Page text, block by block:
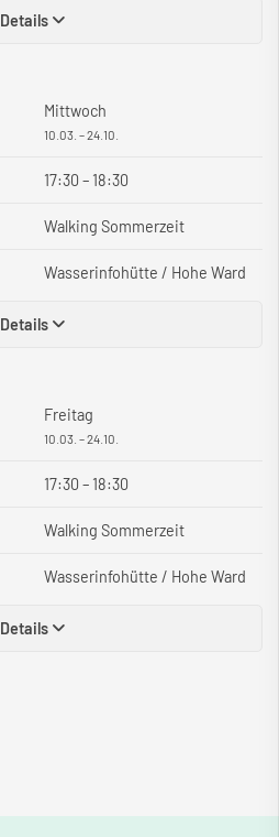
Details
Mittwoch
10.03. – 24.10.
17:30 – 18:30
Walking Sommerzeit
Wasserinfohütte / Hohe Ward
Details
Freitag
10.03. – 24.10.
17:30 – 18:30
Walking Sommerzeit
Wasserinfohütte / Hohe Ward
Details